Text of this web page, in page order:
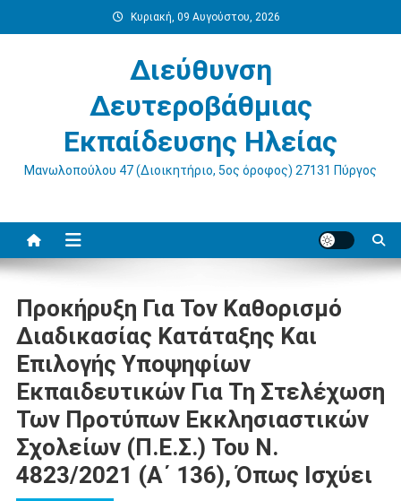
στο
Κυριακή, 09 Αυγούστου, 2026
Διεύθυνση
Δευτεροβάθμιας
Εκπαίδευσης Ηλείας
Μανωλοπούλου 47 (Διοικητήριο, 5ος όροφος) 27131 Πύργος
Προκήρυξη Για Τον Καθορισμό
Διαδικασίας Κατάταξης Και
Επιλογής Υποψηφίων
Εκπαιδευτικών Για Τη Στελέχωση
Των Προτύπων Εκκλησιαστικών
Σχολείων (Π.Ε.Σ.) Του Ν.
4823/2021 (Α΄ 136), Όπως Ισχύει